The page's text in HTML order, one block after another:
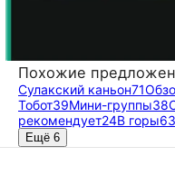
Похожие
Сулакский каньон71
Тобот39Мини-группы38
рекомендует24В горы63
Ещё 6